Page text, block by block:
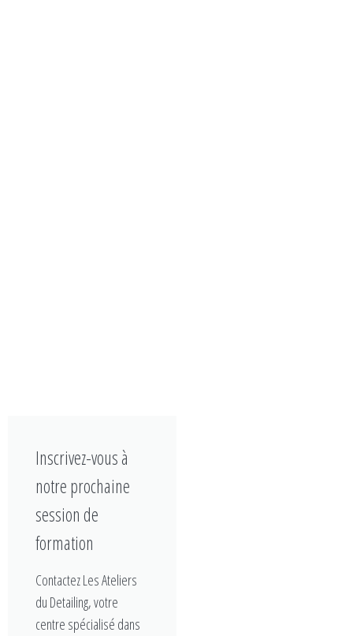
Inscrivez-vous à
notre prochaine
session de
formation
Contactez Les Ateliers
du Detailing, votre
centre spécialisé dans